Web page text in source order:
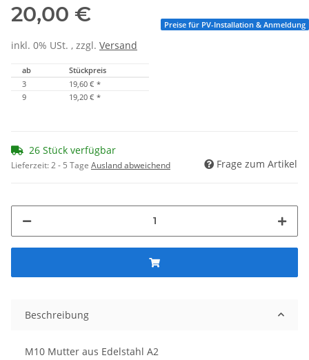
20,00 €
inkl. 0% USt. , zzgl. Versand
ab
Stückpreis
3
19,60 € *
9
19,20 € *
Preise für PV-Installation & Anmeldung
26 Stück verfügbar
Lieferzeit:2 - 5 Tage Ausland abweichend Frage zum Artikel
Beschreibung
M10 Mutter aus Edelstahl A2